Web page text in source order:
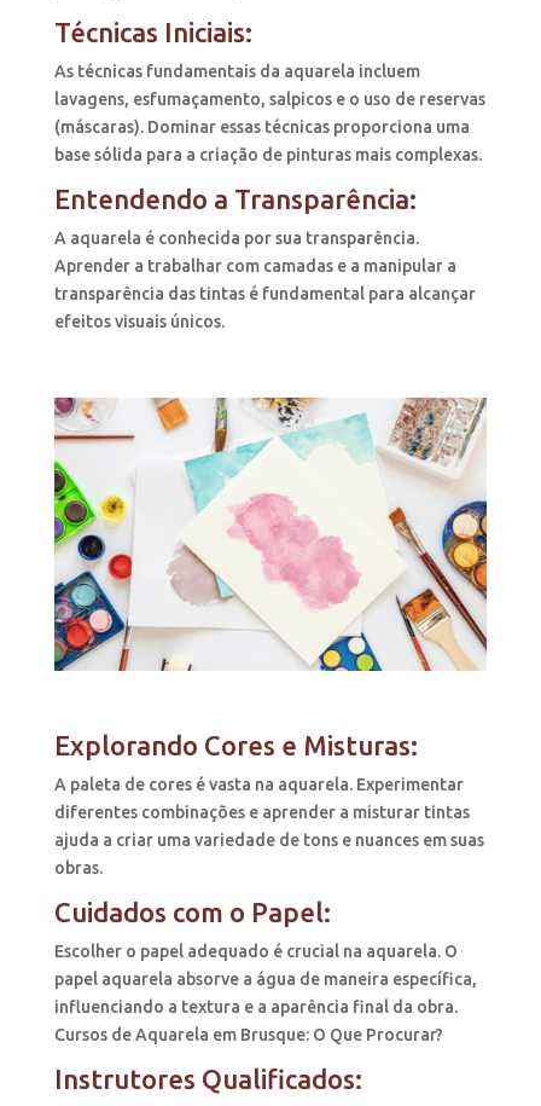
Técnicas Iniciais:
As técnicas fundamentais da aquarela incluem
lavagens, esfumaçamento, salpicos e o uso de reservas
(máscaras). Dominar essas técnicas proporciona uma
base sólida para a criação de pinturas mais complexas.
Entendendo a Transparência:
A aquarela é conhecida por sua transparência.
Aprender a trabalhar com camadas e a manipular a
transparência das tintas é fundamental para alcançar
efeitos visuais únicos.
Explorando Cores e Misturas:
A paleta de cores é vasta na aquarela. Experimentar
diferentes combinações e aprender a misturar tintas
ajuda a criar uma variedade de tons e nuances em suas
obras.
Cuidados com o Papel:
Escolher o papel adequado é crucial na aquarela. O
papel aquarela absorve a água de maneira específica,
influenciando a textura e a aparência final da obra.
Cursos de Aquarela em Brusque: O Que Procurar?
Instrutores Qualificados: